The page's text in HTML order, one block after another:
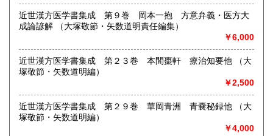
取り扱い分野
哲学宗教、歴史、社会科学、美術工芸、古典籍、近代文献、
趣味、サブカルチャー、古書一般（その他）
近世漢方医学書集成 第９巻 岡本一抱 方意弁義・医方大
成論諺解 （大塚敬節・矢数道明責任編集）
￥6,000
近世漢方医学書集成 第２３巻 本間棗軒 療治知要他 （大
塚敬節・矢数道明編）
￥2,500
近世漢方医学書集成 第２９巻 華岡青洲 青嚢秘録他 （大
塚敬節・矢数道明編）
￥4,000